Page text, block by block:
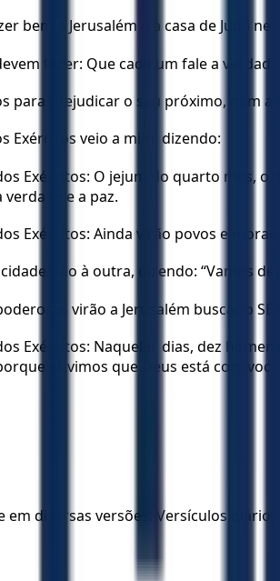
bem a Jerusalém e à casa de Judá
devem fazer: Que cada um fale a
para prejudicar o seu próximo, nem
Exércitos veio a mim, dizendo:
Exércitos: O jejum do quarto mês,
e a paz.
Exércitos: Ainda virão povos e
irão à outra, dizendo: “Vamos
virão a Jerusalém buscar o
Exércitos: Naqueles dias, dez
ouvimos que Deus está com
em diversas versões. Versículos